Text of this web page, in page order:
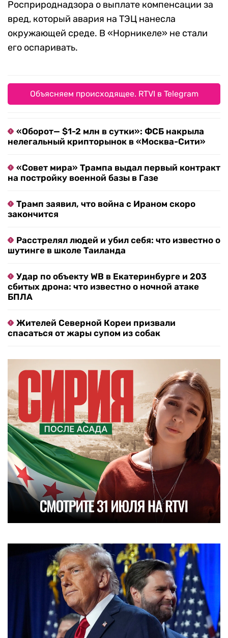
Росприроднадзора о выплате компенсации за
вред, который авария на ТЭЦ нанесла
окружающей среде. В «Норникеле» не стали
его оспаривать.
Объясняем происходящее. RTVI в Telegram
«Оборот— $1-2 млн в сутки»: ФСБ накрыла
нелегальный крипторынок в «Москва-Сити»
«Совет мира» Трампа выдал первый контракт
на постройку военной базы в Газе
Трамп заявил, что война с Ираном скоро
закончится
Расстрелял людей и убил себя: что известно о
шутинге в школе Таиланда
Удар по объекту WB в Екатеринбурге и 203
сбитых дрона: что известно о ночной атаке
БПЛА
Жителей Северной Кореи призвали
спасаться от жары супом из собак